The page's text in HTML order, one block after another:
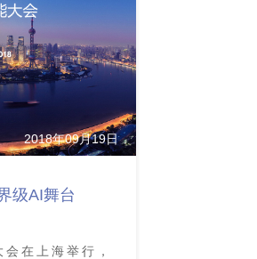
2018年09月19日
级AI舞台
在上海举行，